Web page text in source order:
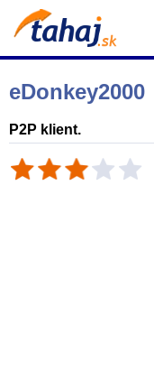
eDonkey2000
P2P klient.